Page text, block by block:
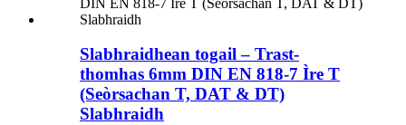
Slabhraidhean togail – Trast-
thomhas 6mm DIN EN 818-7 Ìre T
(Seòrsachan T, DAT & DT)
Slabhraidh